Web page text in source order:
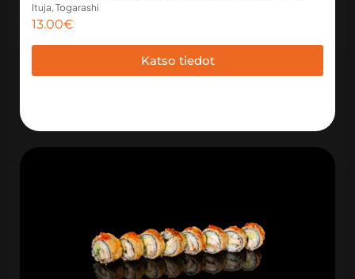
Ituja, Togarashi
13.00€
Katso tiedot